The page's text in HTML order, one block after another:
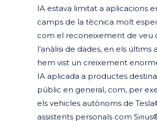
IA estava limitat a aplicacions
camps de la tècnica molt
com el reconeixement de veu
l’anàlisi de dades, en els últims
hem vist un creixement
IA aplicada a productes
públic en general, com, per
els vehicles autònoms de
assistents personals com